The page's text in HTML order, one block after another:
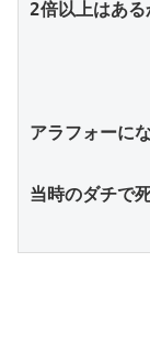
2倍以上はある
アラフォーに
当時のダチで